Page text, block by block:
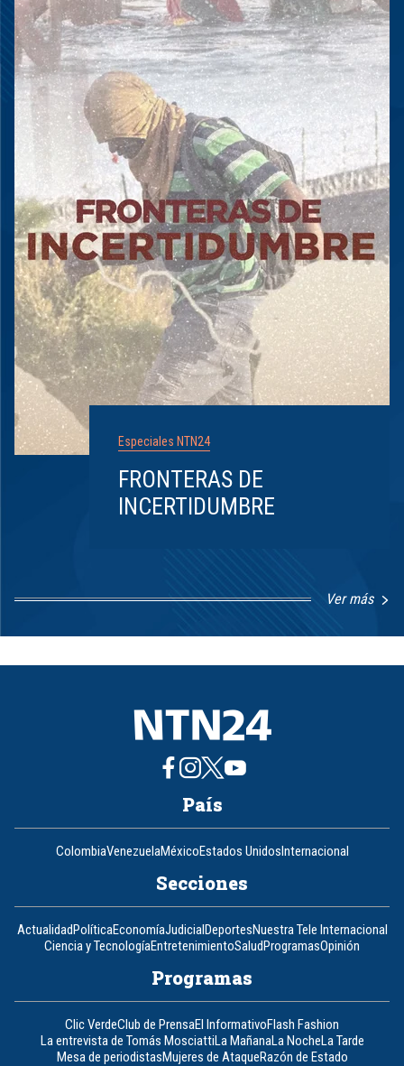
Especiales NTN24
FRONTERAS DE
INCERTIDUMBRE
Ver más
1
8
País
ColombiaVenezuelaMéxicoEstados UnidosInternacional
Secciones
ActualidadPolíticaEconomíaJudicialDeportesNuestra Tele Internacional
Ciencia y TecnologíaEntretenimientoSaludProgramasOpinión
Programas
Clic VerdeClub de PrensaEl InformativoFlash Fashion
La entrevista de Tomás MosciattiLa MañanaLa NocheLa Tarde
Mesa de periodistasMujeres de AtaqueRazón de Estado